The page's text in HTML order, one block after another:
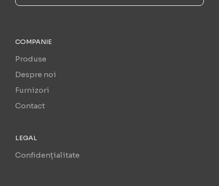
COMPANIE
Produse
Despre noi
Furnizori
Contact
LEGAL
Confidențialitate